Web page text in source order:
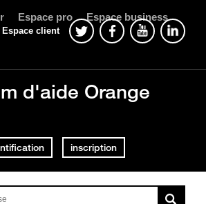
Espace pro Espace business
Espace client
d'aide Orange
inscription